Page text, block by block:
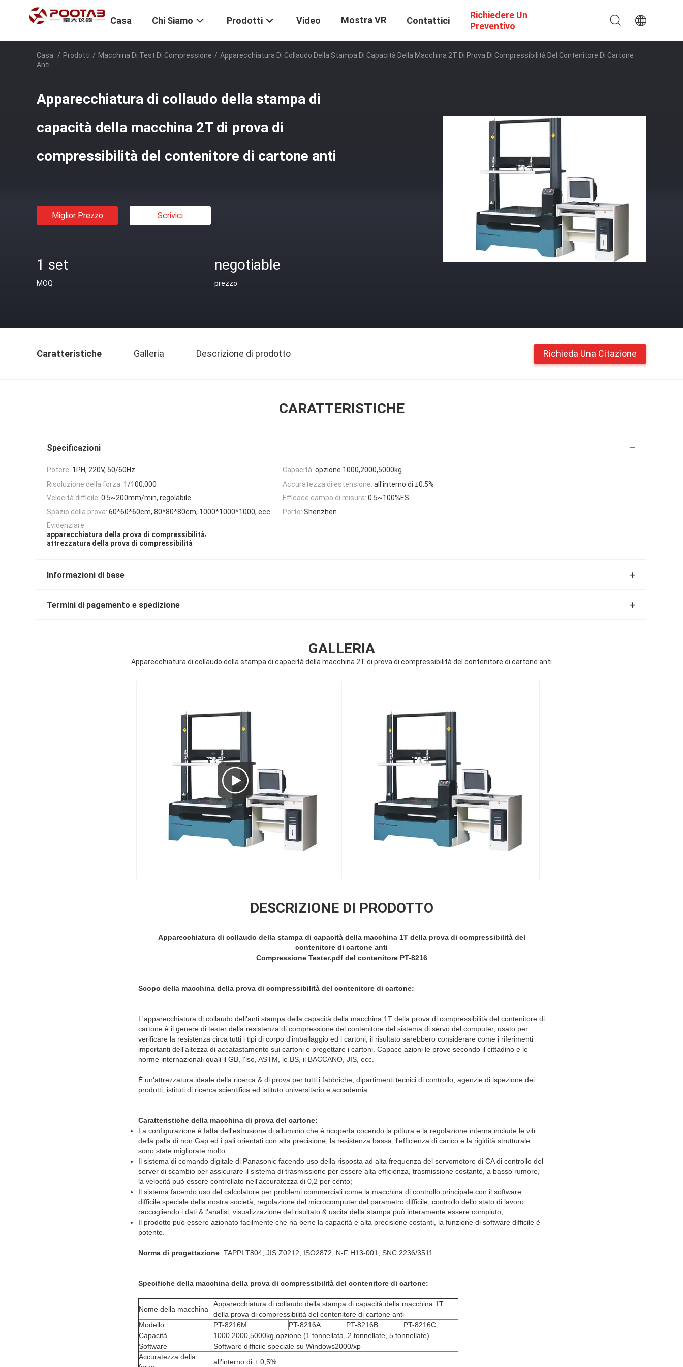
Casa Chi Siamo Prodotti Video Mostra VR Contattici
Richiedere Un
Preventivo
Casa / Prodotti / Macchina Di Test Di Compressione / Apparecchiatura Di Collaudo Della Stampa Di Capacità Della Macchina 2T Di Prova Di Compressibilità Del Contenitore Di Cartone
Anti
Apparecchiatura di collaudo della stampa di
capacità della macchina 2T di prova di
compressibilità del contenitore di cartone anti
Miglior Prezzo Scrivici
1 set
MOQ
negotiable
prezzo
Caratteristiche Galleria Descrizione di prodotto Richieda Una Citazione
CARATTERISTICHE
Specificazioni
Potere: 1PH, 220V, 50/60Hz Capacità: opzione 1000,2000,5000kg
Risoluzione della forza: 1/100,000 Accuratezza di estensione: all'interno di ±0.5%
Velocità difficile: 0.5~200mm/min, regolabile Efficace campo di misura: 0.5~100%F.S
Spazio della prova: 60*60*60cm, 80*80*80cm, 1000*1000*1000, ecc Porto: Shenzhen
Evidenziare:
apparecchiatura della prova di compressibilità,
attrezzatura della prova di compressibilità
Informazioni di base
Termini di pagamento e spedizione
GALLERIA
Apparecchiatura di collaudo della stampa di capacità della macchina 2T di prova di compressibilità del contenitore di cartone anti
DESCRIZIONE DI PRODOTTO
Apparecchiatura di collaudo della stampa di capacità della macchina 1T della prova di compressibilità del
contenitore di cartone anti
Compressione Tester.pdf del contenitore PT-8216
Scopo della macchina della prova di compressibilità del contenitore di cartone:
L'apparecchiatura di collaudo dell'anti stampa della capacità della macchina 1T della prova di compressibilità del contenitore di
cartone è il genere di tester della resistenza di compressione del contenitore del sistema di servo del computer, usato per
verificare la resistenza circa tutti i tipi di corpo d'imballaggio ed i cartoni, il risultato sarebbero considerare come i riferimenti
importanti dell'altezza di accatastamento sui cartoni e progettare i cartoni. Capace azioni le prove secondo il cittadino e le
norme internazionali quali il GB, l'iso, ASTM, le BS, il BACCANO, JIS, ecc.
È un'attrezzatura ideale della ricerca & di prova per tutti i fabbriche, dipartimenti tecnici di controllo, agenzie di ispezione dei
prodotti, istituti di ricerca scientifica ed istituto universitario e accademia.
Caratteristiche della macchina di prova del cartone:
La configurazione è fatta dell'estrusione di alluminio che è ricoperta cocendo la pittura e la regolazione interna include le viti
della palla di non Gap ed i pali orientati con alta precisione, la resistenza bassa; l'efficienza di carico e la rigidità strutturale
sono state migliorate molto.
Il sistema di comando digitale di Panasonic facendo uso della risposta ad alta frequenza del servomotore di CA di controllo del
server di scambio per assicurare il sistema di trasmissione per essere alta efficienza, trasmissione costante, a basso rumore,
la velocità può essere controllato nell'accuratezza di 0,2 per cento;
Il sistema facendo uso del calcolatore per problemi commerciali come la macchina di controllo principale con il software
difficile speciale della nostra società, regolazione del microcomputer del parametro difficile, controllo dello stato di lavoro,
raccogliendo i dati & l'analisi, visualizzazione del risultato & uscita della stampa può interamente essere compiuto;
Il prodotto può essere azionato facilmente che ha bene la capacità e alta precisione costanti, la funzione di software difficile è
potente.
Norma di progettazione: TAPPI T804, JIS Z0212, ISO2872, N-F H13-001, SNC 2236/3511
Specifiche della macchina della prova di compressibilità del contenitore di cartone:
Nome della macchina
Apparecchiatura di collaudo della stampa di capacità della macchina 1T
della prova di compressibilità del contenitore di cartone anti
Modello
PT-8216M PT-8216A PT-8216B
PT-8216C
Capacità
1000,2000,5000kg opzione (1 tonnellata, 2 tonnellate, 5 tonnellate)
Software
Software difficile speciale su Windows2000/xp
Accuratezza della
all'interno di ± 0,5%